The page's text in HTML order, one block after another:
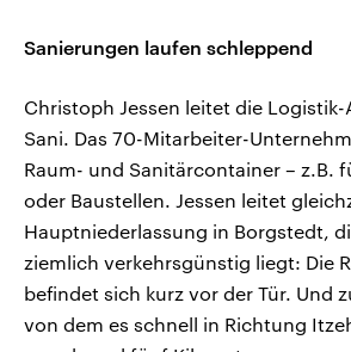
Sanierungen laufen schleppend
Christoph Jessen leitet die
Sani. Das 70-Mitarbeiter-
Raum- und Sanitärcontainer – z.B.
oder Baustellen. Jessen leitet
Hauptniederlassung in Borgstedt,
ziemlich verkehrsgünstig liegt: Die
befindet sich kurz vor der Tür. Und
von dem es schnell in Richtung